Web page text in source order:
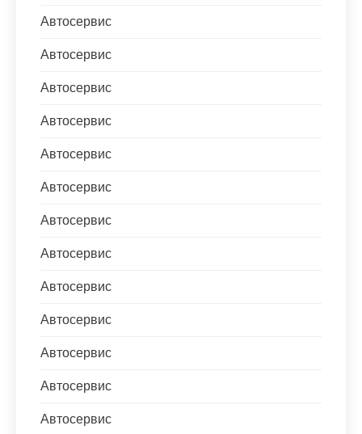
Автосервис
Автосервис
Автосервис
Автосервис
Автосервис
Автосервис
Автосервис
Автосервис
Автосервис
Автосервис
Автосервис
Автосервис
Автосервис